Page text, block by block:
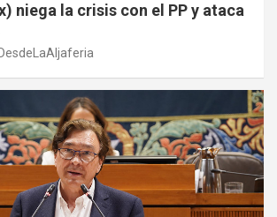
niega la crisis con el PP y ataca
DesdeLaAljaferia